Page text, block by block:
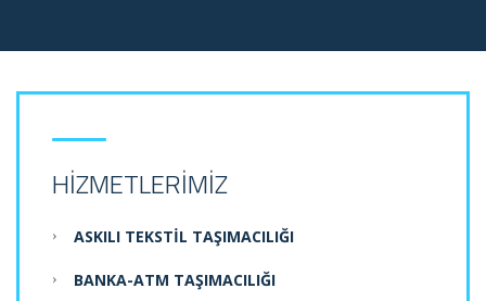
HIZMETLERIMIZ
ASKILI TEKSTIL TAŞIMACILIĞI
BANKA-ATM TAŞIMACILIĞI